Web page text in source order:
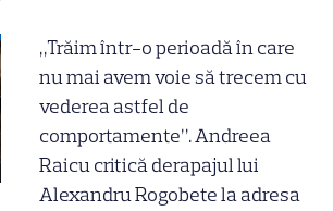
„Trăim într-o perioadă în care
nu mai avem voie să trecem cu
vederea astfel de
comportamente”. Andreea
Raicu critică derapajul lui
Alexandru Rogobete la adresa